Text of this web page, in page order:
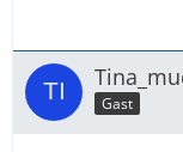
Gast